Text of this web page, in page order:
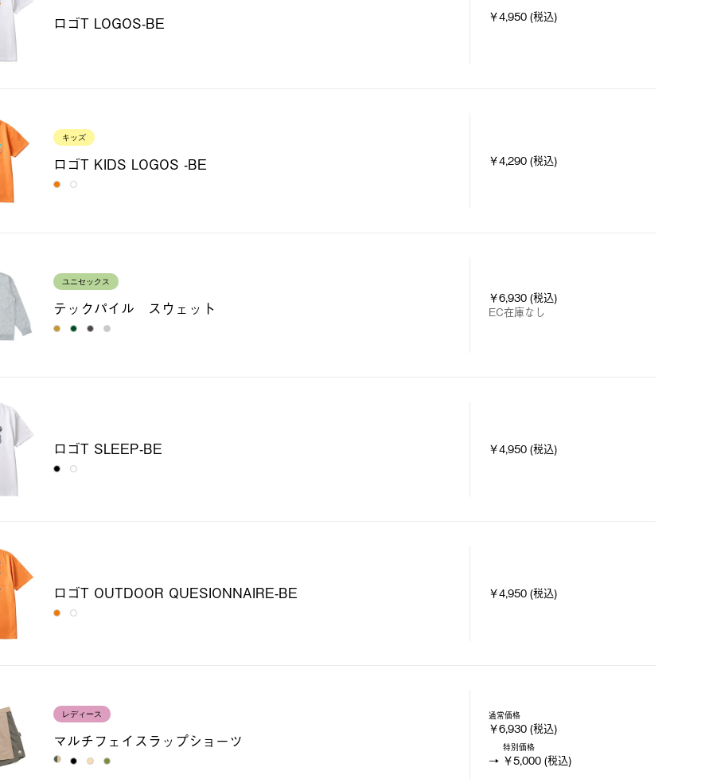
ロゴT LOGOS-BE ￥4,950 (税込)
キッズ
ロゴT KIDS LOGOS -BE ￥4,290 (税込)
ユニセックス
テックパイル スウェット
￥6,930 (税込)
EC在庫なし
ロゴT SLEEP-BE ￥4,950 (税込)
ロゴT OUTDOOR QUESIONNAIRE-BE ￥4,950 (税込)
レディース
マルチフェイスラップショーツ
通常価格
￥6,930 (税込)
特別価格
￥5,000 (税込)